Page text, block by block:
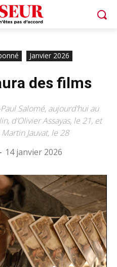
Janvier 2026
des films
Salomé, aujourd’hui au
d’Olivier Assayas, le 21, et
Jauvat, le 28
- 14 janvier 2026